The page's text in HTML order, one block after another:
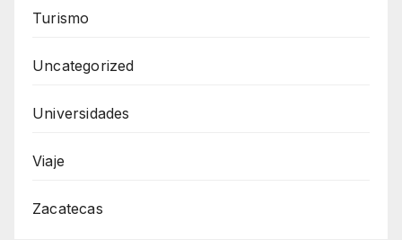
Turismo
Uncategorized
Universidades
Viaje
Zacatecas